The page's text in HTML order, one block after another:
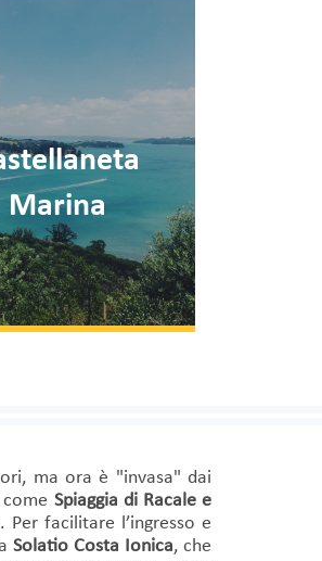
Otranto
ma ora è "invasa" dai
Spiaggia di Racale e
facilitare l’ingresso e
Solatio Costa Ionica, che